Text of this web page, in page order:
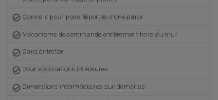
Convient pour pose déportée d'une paroi
Mécanisme de commande entièrement hors du mur
Sans entretien
Pour applications intérieures
Dimensions intermédiaires sur demande